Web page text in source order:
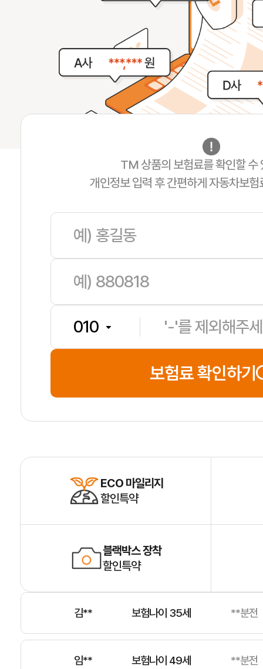
TM 상품의 보험료를 확인할 수
개인정보 입력 후 간편하게 자동차보험
보험료 확인하기
ECO 마일리지
할인특약
블랙박스 장착
할인특약
홍** 보험나이 25세 **분전
제** 보험나이 53세
김** 보험나이 59세
김** 보험나이 35세 **분전
임** 보험나이 49세 **분전